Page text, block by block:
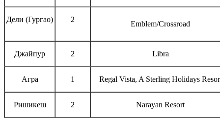
Дели (Гургао) 2
Emblem/Crossroad
Джайпур 2 Libra
Агра 1 Regal Vista, A Sterling Holidays
Ришикеш 2 Narayan Resort